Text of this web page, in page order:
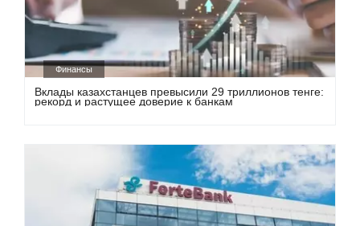
Финансы
Вклады казахстанцев превысили 29 триллионов тенге:
рекорд и растущее доверие к банкам